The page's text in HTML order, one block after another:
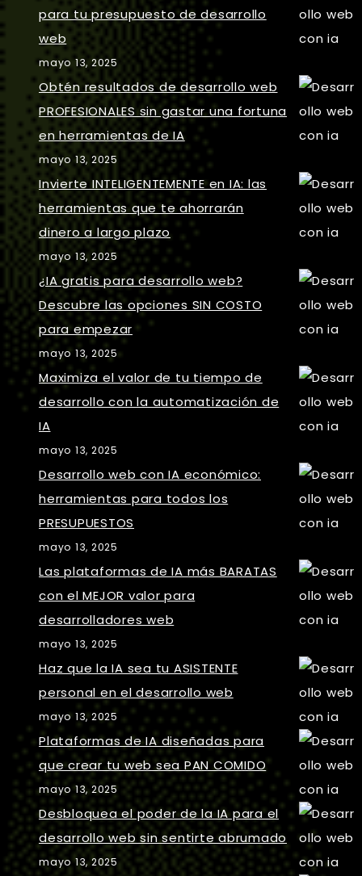
para tu presupuesto de desarrollo
web
mayo 13, 2025
Obtén resultados de desarrollo web
PROFESIONALES sin gastar una fortuna
en herramientas de IA
mayo 13, 2025
Invierte INTELIGENTEMENTE en IA: las
herramientas que te ahorrarán
dinero a largo plazo
mayo 13, 2025
¿IA gratis para desarrollo web?
Descubre las opciones SIN COSTO
para empezar
mayo 13, 2025
Maximiza el valor de tu tiempo de
desarrollo con la automatización de
IA
mayo 13, 2025
Desarrollo web con IA económico:
herramientas para todos los
PRESUPUESTOS
mayo 13, 2025
Las plataformas de IA más BARATAS
con el MEJOR valor para
desarrolladores web
mayo 13, 2025
Haz que la IA sea tu ASISTENTE
personal en el desarrollo web
mayo 13, 2025
Plataformas de IA diseñadas para
que crear tu web sea PAN COMIDO
mayo 13, 2025
Desbloquea el poder de la IA para el
desarrollo web sin sentirte abrumado
mayo 13, 2025